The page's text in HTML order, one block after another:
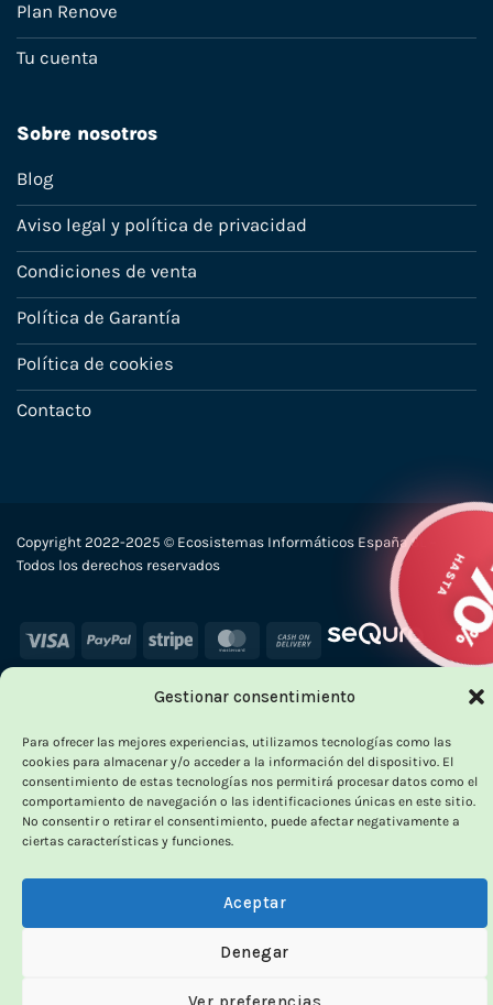
Gestionar consentimiento
Para ofrecer las mejores experiencias, utilizamos tecnologías como las
cookies para almacenar y/o acceder a la información del dispositivo. El
consentimiento de estas tecnologías nos permitirá procesar datos como el
comportamiento de navegación o las identificaciones únicas en este sitio.
No consentir o retirar el consentimiento, puede afectar negativamente a
ciertas características y funciones.
Aceptar
Denegar
Plan Renove
Tu cuenta
Sobre nosotros
Blog
Aviso legal y política de privacidad
Condiciones de venta
Política de Garantía
Política de cookies
Contacto
Copyright 2022-2025 © Ecosistemas Informáticos España SL –
Todos los derechos reservados
Visa PayPal Stripe MasterCard
Cash
On
Delivery
OUTLET VORPC
Calidad probada,
precios imbatibles
100% funcionalesy con